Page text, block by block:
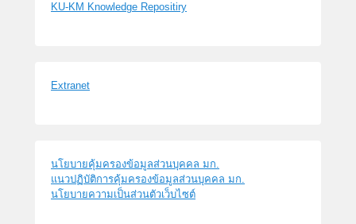
KU-KM Knowledge Repositiry
Extranet
นโยบายคุ้มครองข้อมูลส่วนบุคคล มก.
แนวปฏิบัติการคุ้มครองข้อมูลส่วนบุคคล มก.
นโยบายความเป็นส่วนตัวเว็บไซต์